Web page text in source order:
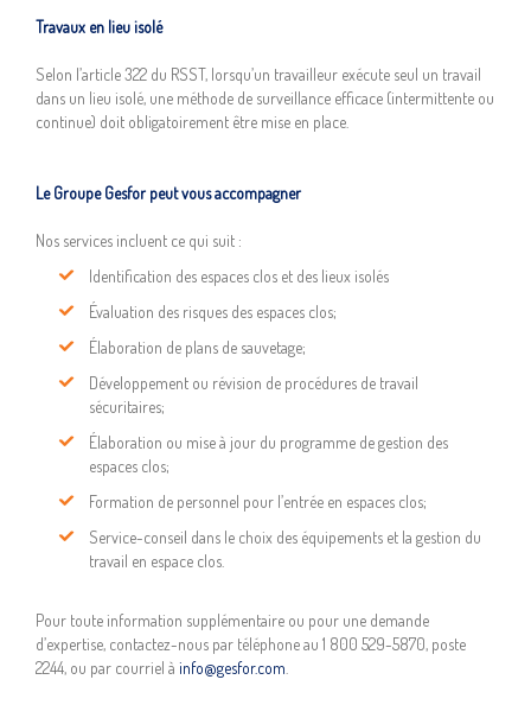
Travaux en lieu isolé
Selon l’article 322 du RSST, lorsqu’un travailleur exécute seul un travail
dans un lieu isolé, une méthode de surveillance efficace (intermittente ou
continue) doit obligatoirement être mise en place.
Le Groupe Gesfor peut vous accompagner
Nos services incluent ce qui suit :
Identification des espaces clos et des lieux isolés
Évaluation des risques des espaces clos;
Élaboration de plans de sauvetage;
Développement ou révision de procédures de travail
sécuritaires;
Élaboration ou mise à jour du programme de gestion des
espaces clos;
Formation de personnel pour l’entrée en espaces clos;
Service-conseil dans le choix des équipements et la gestion du
travail en espace clos.
Pour toute information supplémentaire ou pour une demande
d’expertise, contactez-nous par téléphone au 1 800 529-5870, poste
2244, ou par courriel à info@gesfor.com